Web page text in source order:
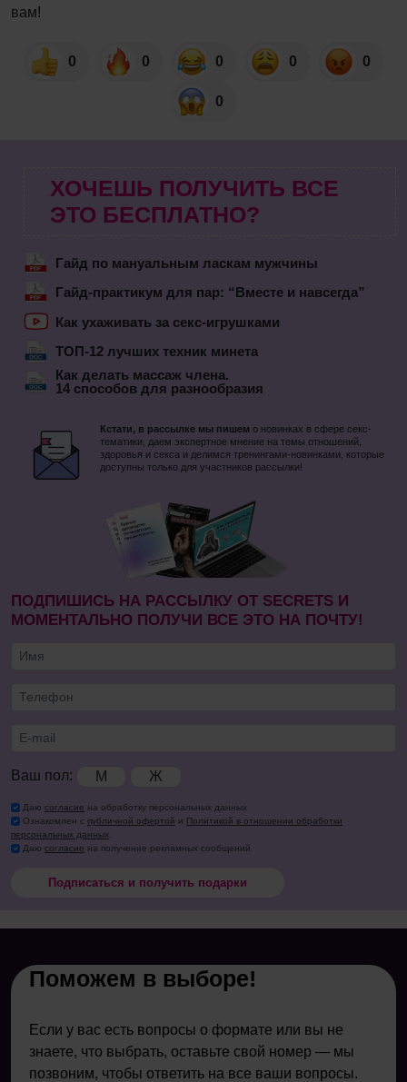
вам!
0 0 0 0 0
0
ХОЧЕШЬ ПОЛУЧИТЬ ВСЕ
ЭТО БЕСПЛАТНО?
Гайд по мануальным ласкам мужчины
Гайд-практикум для пар: “Вместе и навсегда”
Как ухаживать за секс-игрушками
ТОП-12 лучших техник минета
Как делать массаж члена.
14 способов для разнообразия
Кстати, в рассылке мы пишем о новинках в сфере секс-
тематики, даем экспертное мнение на темы отношений,
здоровья и секса и делимся тренингами-новинками, которые
доступны только для участников рассылки!
ПОДПИШИСЬ НА РАССЫЛКУ ОТ SECRETS И
МОМЕНТАЛЬНО ПОЛУЧИ ВСЕ ЭТО НА ПОЧТУ!
Ваш пол: М Ж
Даю согласие на обработку персональных данных
Ознакомлен с публичной офертой и Политикой в отношении обработки
персональных данных.
Даю согласие на получение рекламных сообщений
Подписаться и получить подарки
Поможем в выборе!
Если у вас есть вопросы о формате или вы не
знаете, что выбрать, оставьте свой номер — мы
позвоним, чтобы ответить на все ваши вопросы.